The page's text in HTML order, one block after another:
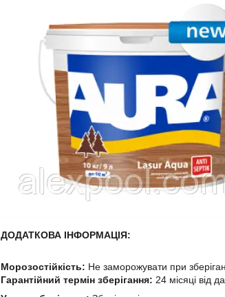
ДОДАТКОВА ІНФОРМАЦІЯ:
Морозостійкість: Не заморожувати при
Гарантійний термін зберігання: 24 місяці від